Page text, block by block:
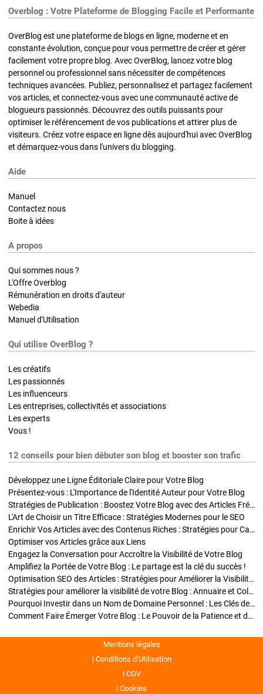
Overblog : Votre Plateforme de Blogging Facile et Performante
OverBlog est une plateforme de blogs en ligne, moderne et en
constante évolution, conçue pour vous permettre de créer et gérer
facilement votre propre blog. Avec OverBlog, lancez votre blog
personnel ou professionnel sans nécessiter de compétences
techniques avancées. Publiez, personnalisez et partagez facilement
vos articles, et connectez-vous avec une communauté active de
blogueurs passionnés. Découvrez des outils puissants pour
optimiser le référencement de vos publications et attirer plus de
visiteurs. Créez votre espace en ligne dès aujourd'hui avec OverBlog
et démarquez-vous dans l'univers du blogging.
Aide
Manuel
Contactez nous
Boite à idées
A propos
Qui sommes nous ?
L'Offre Overblog
Rémunération en droits d'auteur
Webedia
Manuel d'Utilisation
Qui utilise OverBlog ?
Les créatifs
Les passionnés
Les influenceurs
Les entreprises, collectivités et associations
Les experts
Vous !
12 conseils pour bien débuter son blog et booster son trafic
Développez une Ligne Éditoriale Claire pour Votre Blog
Présentez-vous : L'Importance de l'Identité Auteur pour Votre Blog
Stratégies de Publication : Boostez Votre Blog avec des Articles Fréquents et Exclusifs
L'Art de Choisir un Titre Efficace : Stratégies Modernes pour le SEO
Enrichir Vos Articles avec des Contenus Riches : Stratégies pour Captiver et Optimiser
Optimiser vos Articles grâce aux Liens
Engagez la Conversation pour Accroître la Visibilité de Votre Blog
Amplifiez la Portée de Votre Blog : Le partage est la clé du succès !
Optimisation SEO des Articles : Stratégies pour Améliorer la Visibilité de Votre Blog
Stratégies pour améliorer la visibilité de votre Blog : Annuaire et Collaborations
Pourquoi Investir dans un Nom de Domaine Personnel : Les Clés de la Réussite de Votre Blog
Comment Faire Émerger Votre Blog : Le Pouvoir de la Patience et de la Persévérance
Mentions légales
Conditions d’Utilisation
CGV
Cookies